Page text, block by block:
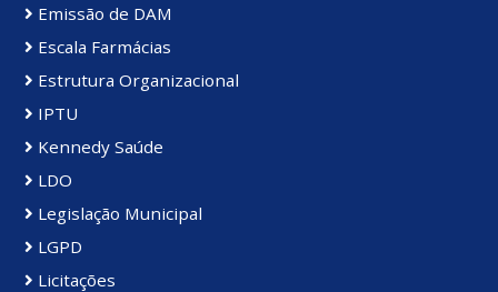
Emissão de DAM
Escala Farmácias
Estrutura Organizacional
IPTU
Kennedy Saúde
LDO
Legislação Municipal
LGPD
Licitações